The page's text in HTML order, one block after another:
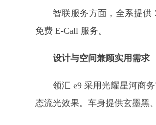
智联服务方面，全系提供
免费 E-Call 服务。
设计与空间兼顾实用需求
领汇 e9 采用光耀星河商
态流光效果。车身提供玄墨黑